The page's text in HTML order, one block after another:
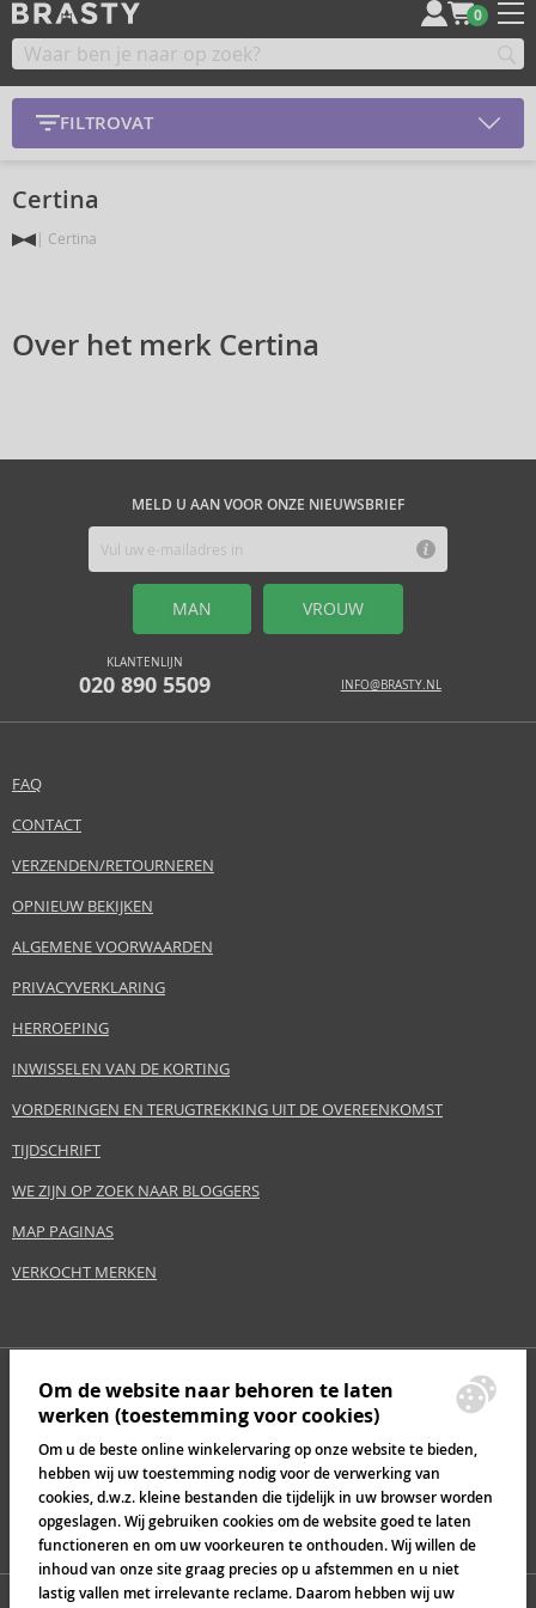
0
FILTROVAT
Certina
Certina
Over het merk Certina
MELD U AAN VOOR ONZE NIEUWSBRIEF
MAN VROUW
KLANTENLIJN
020 890 5509 INFO@BRASTY.NL
FAQ
CONTACT
VERZENDEN/RETOURNEREN
OPNIEUW BEKIJKEN
ALGEMENE VOORWAARDEN
PRIVACYVERKLARING
HERROEPING
INWISSELEN VAN DE KORTING
VORDERINGEN EN TERUGTREKKING UIT DE OVEREENKOMST
TIJDSCHRIFT
WE ZIJN OP ZOEK NAAR BLOGGERS
MAP PAGINAS
VERKOCHT MERKEN
Om de website naar behoren te laten
werken (toestemming voor cookies)
Om u de beste online winkelervaring op onze website te bieden,
hebben wij uw toestemming nodig voor de verwerking van
cookies, d.w.z. kleine bestanden die tijdelijk in uw browser worden
opgeslagen. Wij gebruiken cookies om de website goed te laten
functioneren en om uw voorkeuren te onthouden. Wij willen de
inhoud van onze site graag precies op u afstemmen en u niet
lastig vallen met irrelevante reclame. Daarom hebben wij uw